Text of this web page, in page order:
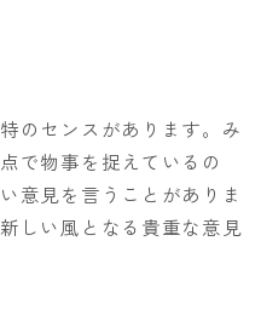
のセンスがあります。み
で物事を捉えているの
意見を言うことがありま
しい風となる貴重な意見